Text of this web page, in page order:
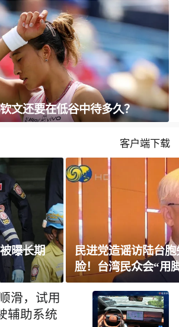
文还要在低谷中待多久？
客户端下载
台胞失联，夏立言：数据打
“用脚投票”
滑，试用
辅助系统